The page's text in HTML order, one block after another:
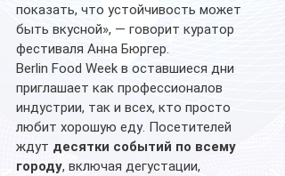
показать, что устойчивость может
быть вкусной», — говорит куратор
фестиваля Анна Бюргер.
Berlin Food Week в оставшиеся дни
приглашает как профессионалов
индустрии, так и всех, кто просто
любит хорошую еду. Посетителей
ждут десятки событий по всему
городу, включая дегустации,